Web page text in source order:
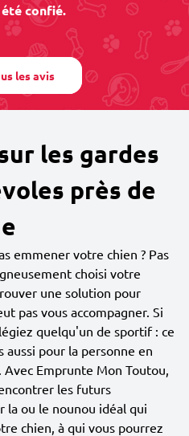
confié.
les avis
les gardes
près de
emmener votre chien ? Pas
choisi votre
une solution pour
pas vous accompagner. Si
quelqu'un de sportif : ce
pour la personne en
Emprunte Mon Toutou,
les futurs
ou le nounou idéal qui
chien, à qui vous pourrez